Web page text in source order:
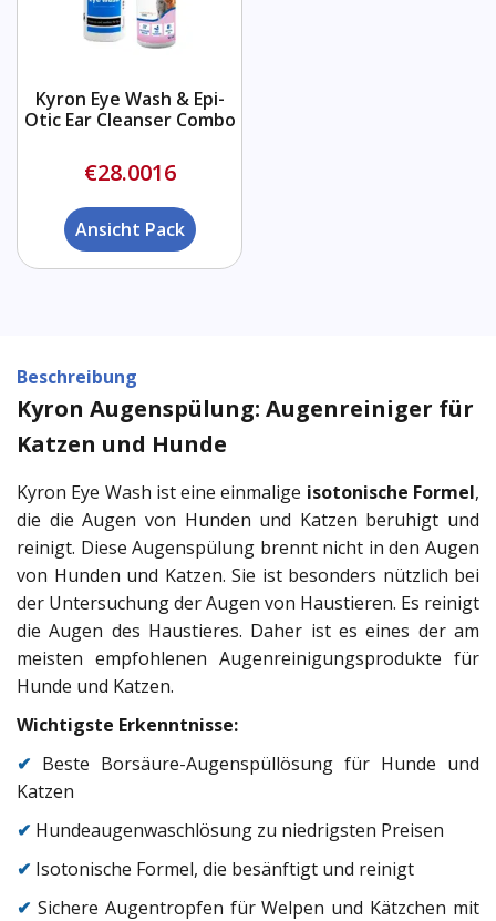
Kyron Eye Wash & Epi-
Otic Ear Cleanser Combo
€28.0016
Ansicht Pack
Beschreibung
Kyron Augenspülung: Augenreiniger für
Katzen und Hunde
Kyron Eye Wash ist eine einmalige isotonische Formel,
die die Augen von Hunden und Katzen beruhigt und
reinigt. Diese Augenspülung brennt nicht in den Augen
von Hunden und Katzen. Sie ist besonders nützlich bei
der Untersuchung der Augen von Haustieren. Es reinigt
die Augen des Haustieres. Daher ist es eines der am
meisten empfohlenen Augenreinigungsprodukte für
Hunde und Katzen.
Wichtigste Erkenntnisse:
✔ Beste Borsäure-Augenspüllösung für Hunde und
Katzen
✔ Hundeaugenwaschlösung zu niedrigsten Preisen
✔ Isotonische Formel, die besänftigt und reinigt
✔ Sichere Augentropfen für Welpen und Kätzchen mit